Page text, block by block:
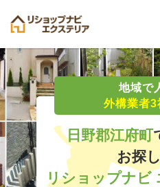
地域で
外構業者3
日野郡江府町
お探
リショップナビ